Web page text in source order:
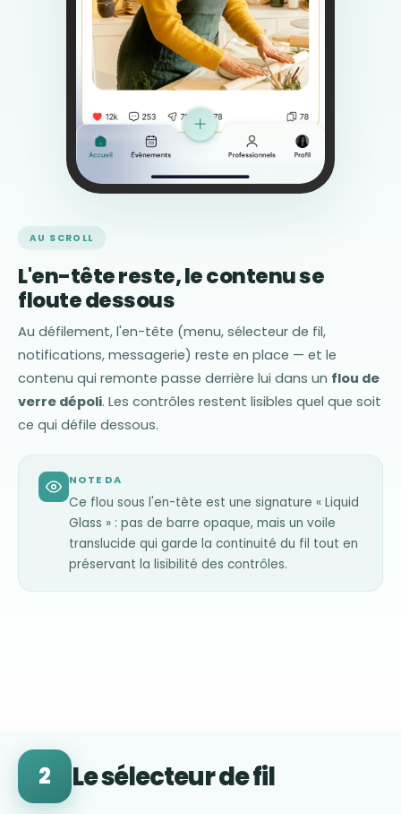
AU SCROLL
L'en-tête reste, le contenu se
floute dessous
Au défilement, l'en-tête (menu, sélecteur de fil,
notifications, messagerie) reste en place — et le
contenu qui remonte passe derrière lui dans un flou de
verre dépoli. Les contrôles restent lisibles quel que soit
ce qui défile dessous.
NOTE DA
Ce flou sous l'en-tête est une signature « Liquid
Glass » : pas de barre opaque, mais un voile
translucide qui garde la continuité du fil tout en
préservant la lisibilité des contrôles.
2 Le sélecteur de fil